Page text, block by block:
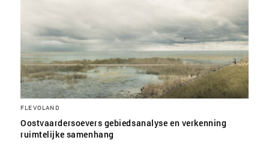
FLEVOLAND
Oostvaardersoevers gebiedsanalyse en verkenning
ruimtelijke samenhang